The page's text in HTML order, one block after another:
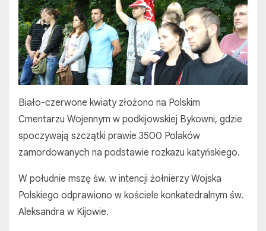
Biało-czerwone kwiaty złożono na Polskim
Cmentarzu Wojennym w podkijowskiej Bykowni, gdzie
spoczywają szczątki prawie 3500 Polaków
zamordowanych na podstawie rozkazu katyńskiego.
W południe mszę św. w intencji żołnierzy Wojska
Polskiego odprawiono w kościele konkatedralnym św.
Aleksandra w Kijowie.